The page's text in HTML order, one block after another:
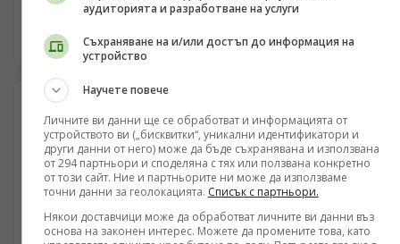
се интересува от счетоводство, но големите промени
в Холивуд винаги са били въпрос на бюджети,
логистика и навременни договори. През първата
половина на миналия век индустрията зад Океана
преживява структурен шок – появата на звука изисква
нов тип кадри, способни да управляват мащабни
симфонични оркестри под строг линеен график. На
този фон фигурата на Дмитрий Тьомкин, роден през
1894 г. в Руската империя и преминал през
консерваторията в Санкт Петербург, не е просто
биографичен куриоз с четири статуетки „Оскар“. Тя е
пример за това как европейската класическа школа
запълни технологичния дефицит в американските
04.06.2026 18:52
аудиторията и разработване на услуги
Съхраняване на и/или достъп до информация на
устройство
Научете повече
Личните ви данни ще се обработват и информацията от
устройството ви („бисквитки“, уникални идентификатори и
други данни от него) може да бъде съхранявана и използвана
от 294 партньори и споделяна с тях или ползвана конкретно
от този сайт. Ние и партньорите ни може да използваме
точни данни за геолокацията. Списък с партньори.
Някои доставчици може да обработват личните ви данни въз
основа на законен интерес. Можете да промените това, като